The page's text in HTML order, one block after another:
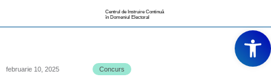
Centrul de Instruire Continuă
în Domeniul Electoral
februarie 10, 2025 Concurs
Deschide